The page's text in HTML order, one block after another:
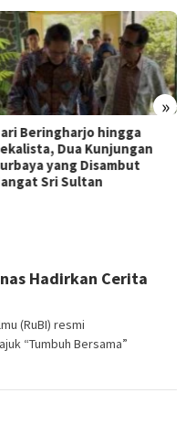
»
5 Abad, Rano Karno
Bank Jakarta
Anugerah Jurnalistik
2026
Hadirkan Cerita
(RuBI) resmi
“Tumbuh Bersama”